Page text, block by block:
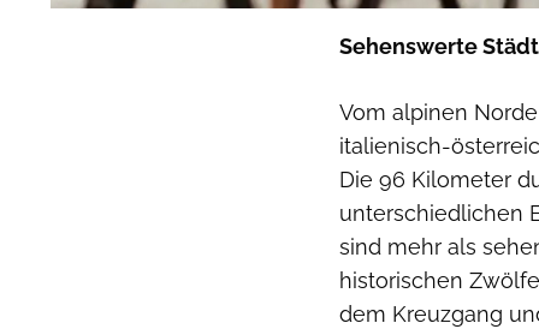
Sehenswerte
Vom alpinen
italienisch-
Die 96 Kilometer
unterschiedlichen
sind mehr als
historischen
dem Kreuzgang